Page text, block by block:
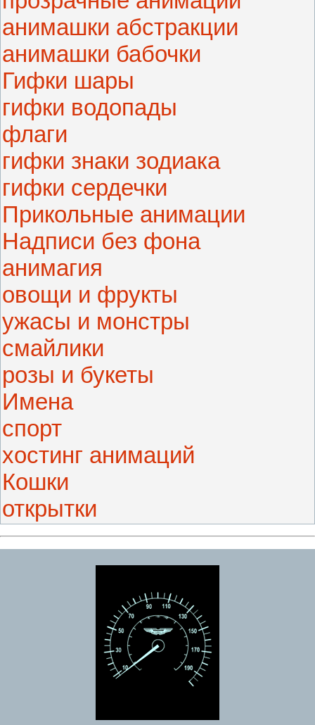
анимашки абстракции
анимашки бабочки
Гифки шары
гифки водопады
флаги
гифки знаки зодиака
гифки сердечки
Прикольные анимации
Надписи без фона
анимагия
овощи и фрукты
ужасы и монстры
смайлики
розы и букеты
Имена
спорт
хостинг анимаций
Кошки
открытки